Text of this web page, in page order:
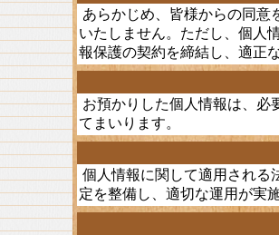
あらかじめ、皆様からの同意
いたしません。ただし、個人
報保護の契約を締結し、適正
お預かりした個人情報は、必
てまいります。
個人情報に関して適用される
定を整備し、適切な運用が実